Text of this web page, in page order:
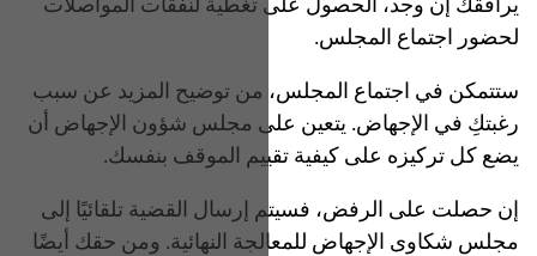
يرافقك إن وجد، الحصول على تغطية لنفقات المواصلات
لحضور اجتماع المجلس.
ستتمكن في اجتماع المجلس، من توضيح المزيد عن سبب
رغبتكِ في الإجهاض. يتعين على مجلس شؤون الإجهاض أن
يضع كل تركيزه على كيفية تقييم الموقف بنفسك.
إن حصلت على الرفض، فسيتم إرسال القضية تلقائيًا إلى
مجلس شكاوى الإجهاض للمعالجة النهائية. ومن حقك أيضًا